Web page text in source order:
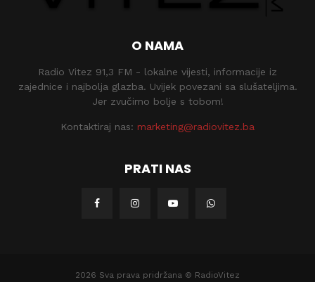
O NAMA
Radio Vitez 91,3 FM - lokalne vijesti, informacije iz
zajednice i najbolja glazba. Uvijek povezani sa slušateljima.
Jer zvučimo bolje s tobom!
Kontaktiraj nas: marketing@radiovitez.ba
PRATI NAS
2026 Sva prava pridržana © RadioVitez